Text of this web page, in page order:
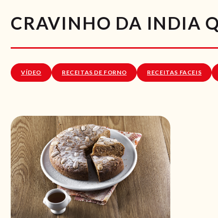
CRAVINHO DA INDIA
VÍDEO RECEITAS DE FORNO RECEITAS FACEIS